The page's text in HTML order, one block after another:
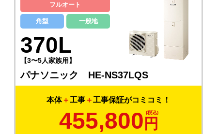
フルオート
角型 一般地
370L
【3〜5人家族用】
パナソニック HE-NS37LQS
本体＋工事 ＋工事保証がコミコミ！
455,800 円